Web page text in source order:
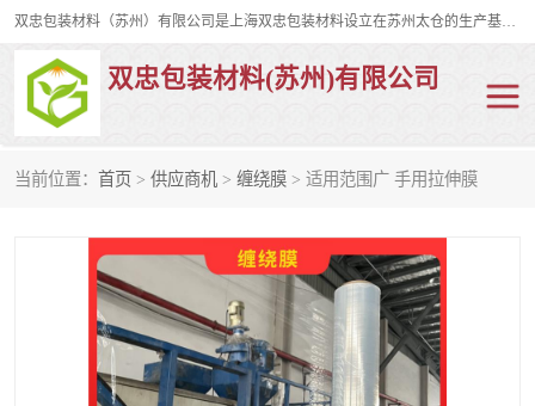
双忠包装材料（苏州）有限公司是上海双忠包装材料设立在苏州太仓的生产基地，占地约2万平米，产品主要有打孔缠绕膜，拉伸蜂窝纸，集装箱充气袋，滑托板，打包带，裹包网兜，防滑纸等箱体和托盘的运输和保护性包材。固永包材®，GooYon Pack®，是我们保护性包装材料的专属品牌。
双忠包装材料(苏州)有限公司
当前位置： 首页 > 供应商机 > 缠绕膜 > 适用范围广 手用拉伸膜
裹包网兜 纤维打包带
充气袋
缠绕膜